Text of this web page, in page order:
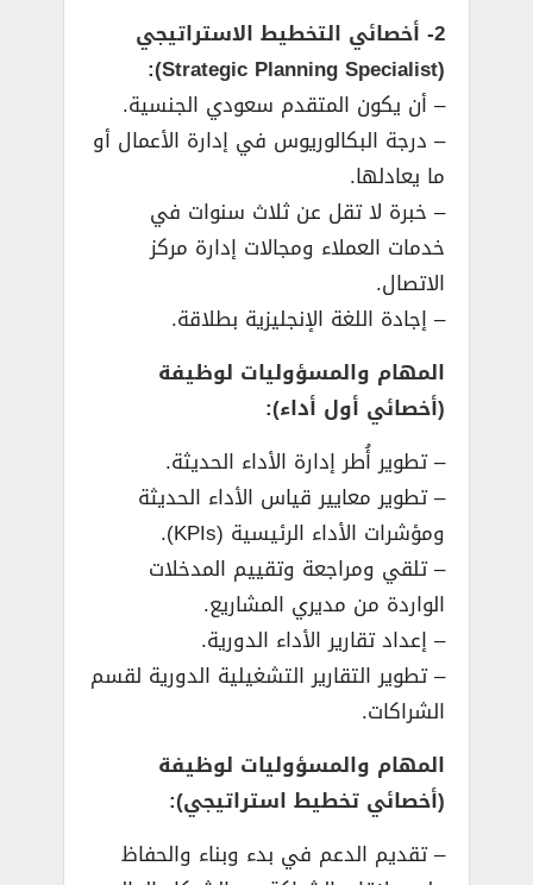
2- أخصائي التخطيط الاستراتيجي
(Strategic Planning Specialist):
– أن يكون المتقدم سعودي الجنسية.
– درجة البكالوريوس في إدارة الأعمال أو
ما يعادلها.
– خبرة لا تقل عن ثلاث سنوات في
خدمات العملاء ومجالات إدارة مركز
الاتصال.
– إجادة اللغة الإنجليزية بطلاقة.
المهام والمسؤوليات لوظيفة
(أخصائي أول أداء):
– تطوير أُطر إدارة الأداء الحديثة.
– تطوير معايير قياس الأداء الحديثة
ومؤشرات الأداء الرئيسية (KPIs).
– تلقي ومراجعة وتقييم المدخلات
الواردة من مديري المشاريع.
– إعداد تقارير الأداء الدورية.
– تطوير التقارير التشغيلية الدورية لقسم
الشراكات.
المهام والمسؤوليات لوظيفة
(أخصائي تخطيط استراتيجي):
– تقديم الدعم في بدء وبناء والحفاظ